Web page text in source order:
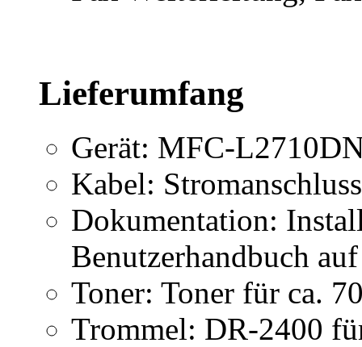
Lieferumfang
Gerät: MFC-
Kabel:
Dokumentation:
Benutzerhandbuch
Toner: Toner für ca.
Trommel: DR-2400